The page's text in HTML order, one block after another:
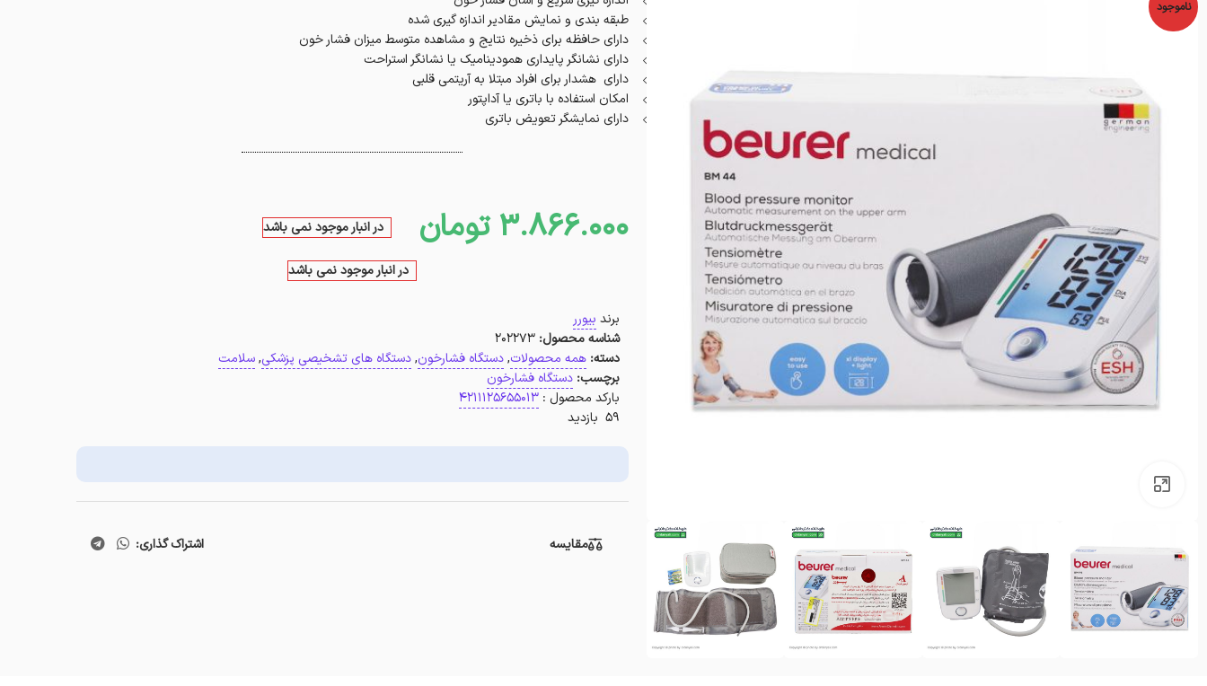
ناموجود
طبقه بندی و نمایش مقادیر اندازه گیری شده
دارای حافظه برای ذخیره نتایج و مشاهده متوسط میزان فشار خون
دارای نشانگر پایداری همودینامیک یا نشانگر استراحت
دارای هشدار برای افراد مبتلا به آریتمی قلبی
امکان استفاده با باتری یا آداپتور
دارای نمایشگر تعویض باتری
3.866.000 تومان در انبار موجود نمی باشد
در انبار موجود نمی باشد
برند بیورر
شناسه محصول:202273
دسته: همه محصولات, دستگاه فشارخون, دستگاه های تشخیصی پزشکی, سلامت
برچسب: دستگاه فشارخون
بارکد محصول :4211125655013
59 بازدید
مقایسه اشتراک گذاری: